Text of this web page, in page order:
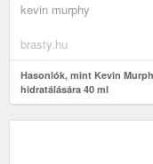
kevin murphy
brasty.hu
Hasonlók, mint Kevin
hidratálására 40 ml